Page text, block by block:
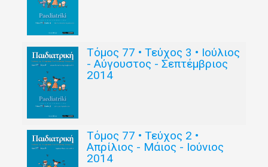
Τόμος 77 • Τεύχος 3 • Ιούλιος
- Αύγουστος - Σεπτέμβριος
2014
Τόμος 77 • Τεύχος 2 •
Απρίλιος - Μάιος - Ιούνιος
2014